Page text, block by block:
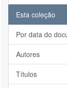
Esta coleção
Por data do
Autores
Títulos